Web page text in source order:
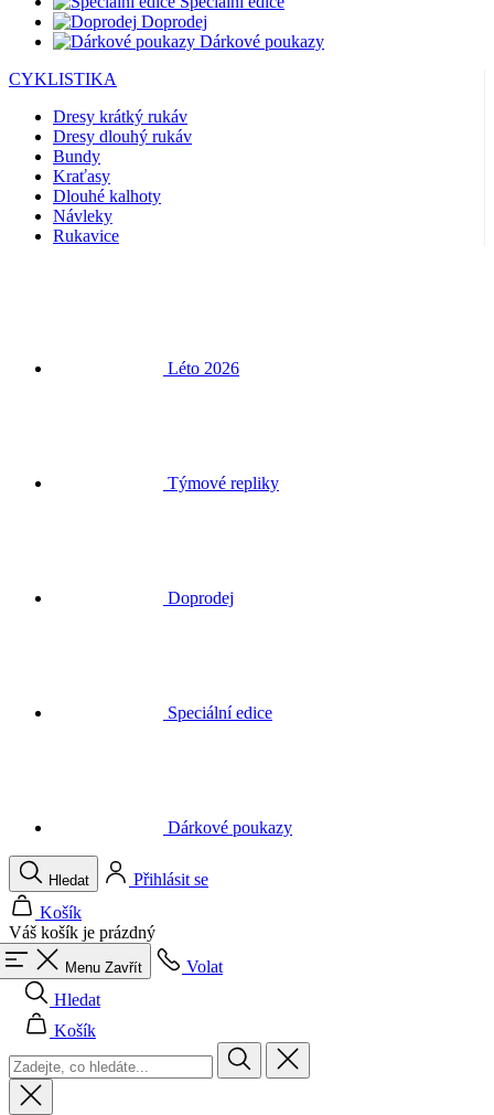
Doprodej
Dárkové poukazy
CYKLISTIKA
Dresy krátký rukáv
Dresy dlouhý rukáv
Bundy
Kraťasy
Dlouhé kalhoty
Návleky
Rukavice
Váš košík je prázdný
Menu Zavřít
Volat
Hledat
Košík
Muži
Vše v kategorii Muži